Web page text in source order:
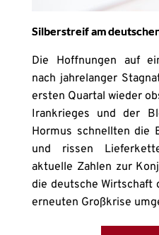
Silberstreif am
Die Hoffnungen auf
nach jahrelanger
ersten Quartal wieder
Irankrieges und der
Hormus schnellten die
und rissen
aktuelle Zahlen zur
die deutsche Wirtschaft
erneuten Großkrise